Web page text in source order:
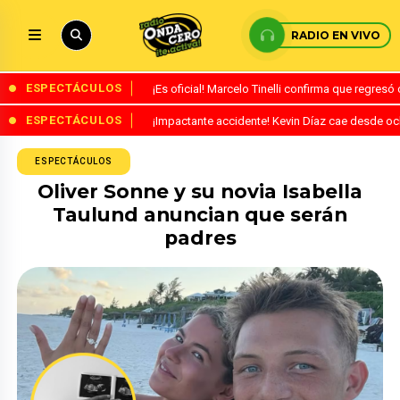
RADIO EN VIVO
ESPECTÁCULOS ¡Es oficial! Marcelo Tinelli confirma que
ESPECTÁCULOS ¡Impactante accidente! Kevin Díaz cae desde
ESPECTÁCULOS
Oliver Sonne y su novia Isabella
Taulund anuncian que serán
padres